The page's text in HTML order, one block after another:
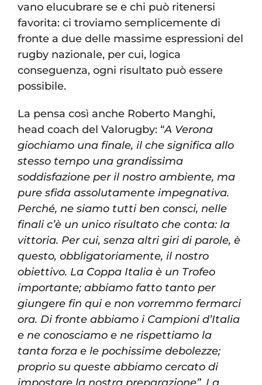
vano elucubrare se e chi può ritenersi
favorita: ci troviamo semplicemente di
fronte a due delle massime espressioni del
rugby nazionale, per cui, logica
conseguenza, ogni risultato può essere
possibile.
La pensa così anche Roberto Manghi,
head coach del Valorugby: “A Verona
giochiamo una finale, il che significa allo
stesso tempo una grandissima
soddisfazione per il nostro ambiente, ma
pure sfida assolutamente impegnativa.
Perché, ne siamo tutti ben consci, nelle
finali c’è un unico risultato che conta: la
vittoria. Per cui, senza altri giri di parole, è
questo, obbligatoriamente, il nostro
obiettivo. La Coppa Italia è un Trofeo
importante; abbiamo fatto tanto per
giungere fin qui e non vorremmo fermarci
ora. Di fronte abbiamo i Campioni d’Italia
e ne conosciamo e ne rispettiamo la
tanta forza e le pochissime debolezze;
proprio su queste abbiamo cercato di